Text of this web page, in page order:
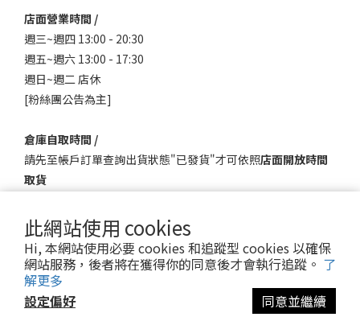
此網站使用 cookies
Hi, 本網站使用必要 cookies 和追蹤型 cookies 以確保
網站服務，後者將在獲得你的同意後才會執行追蹤。 了
解更多
設定偏好
同意並繼續
店面營業時間 /
週三~週四 13:00 - 20:30
週五~週六 13:00 - 17:30
週日~週二 店休
[粉絲團公告為主]
倉庫自取時間 /
請先至帳戶訂單查詢出貨狀態"已發貨"才可依照店面開放時間
取貨